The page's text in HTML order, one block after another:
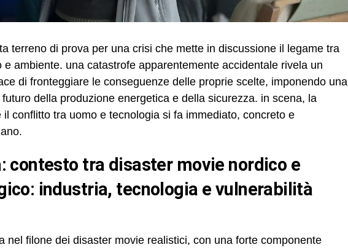
terreno di prova per una crisi che mette in discussione il legame tra
e ambiente. una catastrofe apparentemente accidentale rivela un
di fronteggiare le conseguenze delle proprie scelte, imponendo una
della produzione energetica e della sicurezza. in scena, la
conflitto tra uomo e tecnologia si fa immediato, concreto e
industria, tecnologia e vulnerabilità
nel filone dei disaster movie realistici, con una forte componente